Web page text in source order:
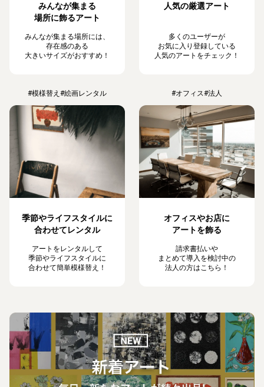
みんなが集まる
場所に飾るアート
みんなが集まる場所には、
存在感のある
大きいサイズがおすすめ！
人気の厳選アート
多くのユーザーが
お気に入り登録している
人気のアートをチェック！
#模様替え #絵画レンタル
季節やライフスタイルに
合わせてレンタル
アートをレンタルして
季節やライフスタイルに
合わせて簡単模様替え！
#オフィス#法人
オフィスやお店に
アートを飾る
請求書払いや
まとめて導入を検討中の
法人の方はこちら！